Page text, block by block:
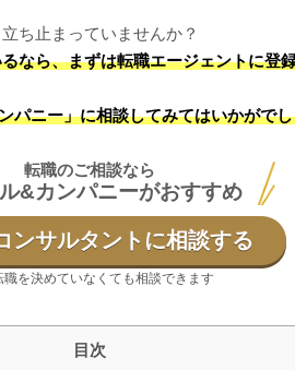
ち止まっていませんか？
なら、まずは転職エージェントに登
パニー」に相談してみてはいかがで
転職のご相談なら
&カンパニーがおすすめ
ンサルタントに相談する
職を決めていなくても相談できます
目次